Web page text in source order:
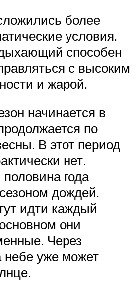
более
условия.
способен
с высоким
и жарой.
начинается в
по
В этот период
нет.
года
дождей.
идти каждый
они
Через
небе уже может